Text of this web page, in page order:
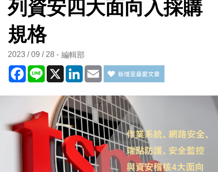
列資安四大面向入採購
規格
2023 / 09 / 28 編輯部
Facebook
Line X LinkedIn
Email